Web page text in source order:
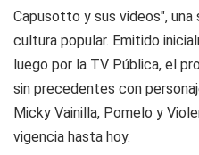
Capusotto y sus videos",
cultura popular. Emitido
luego por la TV Pública, el
sin precedentes con
Micky Vainilla, Pomelo y
vigencia hasta hoy.